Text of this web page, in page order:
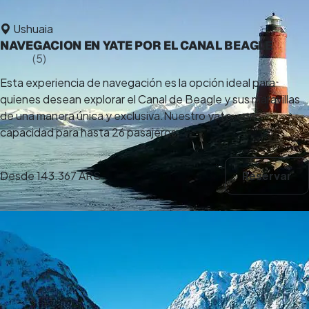
(5)
3 h
Ushuaia
NAVEGACION EN YATE POR EL CANAL BEAGLE
Esta experiencia de navegación es la opción ideal para
quienes desean explorar el Canal de Beagle y sus maravillas
de una manera única y exclusiva.Nuestro yate, con
capacidad para hasta 26 pasajeros, ...
Desde143.367 ARS Reservar